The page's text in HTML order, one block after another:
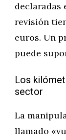
declaradas
revisión
euros. Un
puede
Los
sector
La
llamado